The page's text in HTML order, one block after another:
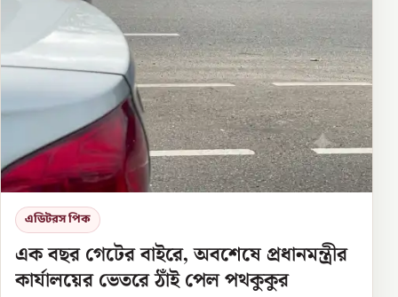
এডিটরস পিক
এক বছর গেটের বাইরে, অবশেষে প্রধানমন্ত্রীর
কার্যালয়ের ভেতরে ঠাঁই পেল পথকুকুর